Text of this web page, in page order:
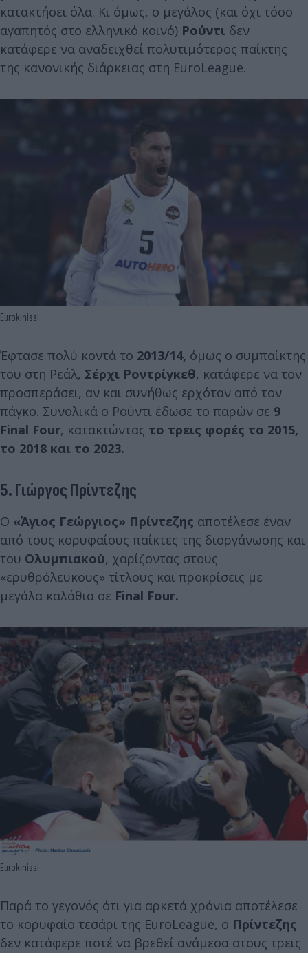
κατακτήσει όλα. Κι όμως, ο μεγάλος (και όχι τόσο
αγαπητός στο ελληνικό κοινό) Ρούντι δεν
κατάφερε να αναδειχθεί πολυτιμότερος παίκτης
της κανονικής διάρκειας στη EuroLeague.
Eurokinissi
Έφτασε πολύ κοντά το 2013/14, όμως ο συμπαίκτης
του στη Ρεάλ, Σέρχι Ροντρίγκεθ, κατάφερε να τον
προσπεράσει, αν και συνήθως ερχόταν από τον
πάγκο. Συνολικά ο Ρούντι έδωσε το παρών σε 9
Final Four, κατακτώντας το τρεις φορές το 2015,
το 2018 και το 2023.
5. Γιώργος Πρίντεζης
Ο «Άγιος Γεώργιος» Πρίντεζης αποτέλεσε έναν
από τους κορυφαίους παίκτες της διοργάνωσης και
του Ολυμπιακού, χαρίζοντας στους
«ερυθρόλευκους» τίτλους και προκρίσεις με
μεγάλα καλάθια σε Final Four.
Eurokinissi
Παρά το γεγονός ότι για αρκετά χρόνια αποτέλεσε
το κορυφαίο τεσάρι της EuroLeague, ο Πρίντεζης
δεν κατάφερε ποτέ να βρεθεί ανάμεσα στους τρεις